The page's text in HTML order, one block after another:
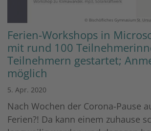
© Bischöfliches Gymnasium St.
Ferien-Workshops in
mit rund 100
Teilnehmern gestartet;
möglich
5. Apr. 2020
Nach Wochen der Corona-Pause
Ferien?! Da kann einem zuhause